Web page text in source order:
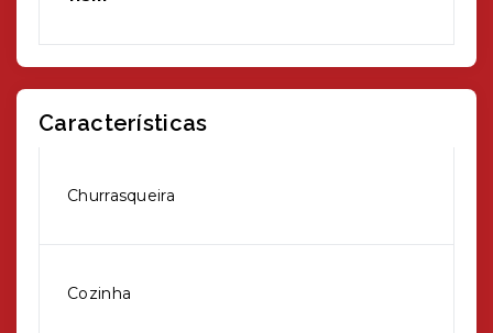
Características
Churrasqueira
Cozinha